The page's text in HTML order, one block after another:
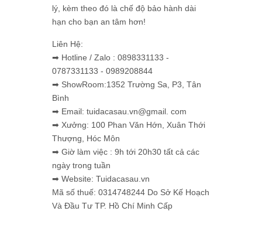
lý, kèm theo đó là chế độ bảo hành dài
hạn cho bạn an tâm hơn!
Liên Hệ:
➡ Hotline / Zalo : 0898331133 -
0787331133 - 0989208844
➡ ShowRoom:1352 Trường Sa, P3, Tân
Bình
➡ Email: tuidacasau.vn@gmail. com
➡ Xưởng: 100 Phan Văn Hớn, Xuân Thới
Thượng, Hóc Môn
➡ Giờ làm việc : 9h tới 20h30 tất cả các
ngày trong tuần
➡ Website: Tuidacasau.vn
Mã số thuế: 0314748244 Do Sở Kế Hoạch
Và Đầu Tư TP. Hồ Chí Minh Cấp